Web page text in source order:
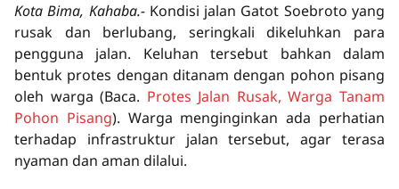
Kota Bima, Kahaba.-Kondisi jalan Gatot Soebroto yang
rusak dan berlubang, seringkali dikeluhkan para
pengguna jalan. Keluhan tersebut bahkan dalam
bentuk protes dengan ditanam dengan pohon pisang
oleh warga(Baca. Protes Jalan Rusak, Warga Tanam
Pohon Pisang). Warga menginginkan ada perhatian
terhadap infrastruktur jalan tersebut, agar terasa
nyaman dan aman dilalui.